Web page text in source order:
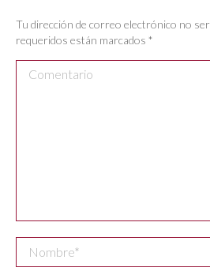
Tu dirección de correo electrónico no
requeridos están marcados *
Comentario
Nombre *